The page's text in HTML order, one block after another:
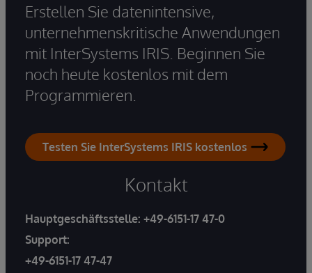
Erstellen Sie datenintensive,
unternehmenskritische Anwendungen
mit InterSystems IRIS. Beginnen Sie
noch heute kostenlos mit dem
Programmieren.
Testen Sie InterSystems IRIS kostenlos
Kontakt
Hauptgeschäftsstelle: +49-6151-17 47-0
Support:
+49-6151-17 47-47